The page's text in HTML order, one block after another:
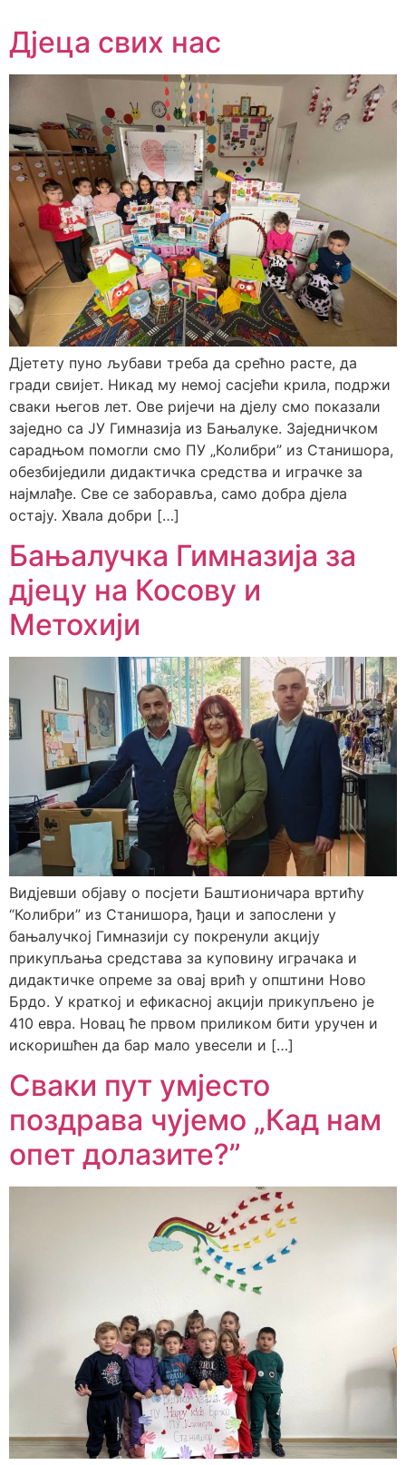
Дјеца свих нас
Дјетету пуно љубави треба да срећно расте, да
гради свијет. Никад му немој сасјећи крила, подржи
сваки његов лет. Ове ријечи на дјелу смо показали
заједно са ЈУ Гимназија из Бањалуке. Заједничком
сарадњом помогли смо ПУ „Колибри” из Станишора,
обезбиједили дидактичка средства и играчке за
најмлађе. Све се заборавља, само добра дјела
остају. Хвала добри […]
Бањалучка Гимназија за
дјецу на Косову и
Метохији
Видјевши објаву о посјети Баштионичара вртићу
“Колибри” из Станишора, ђаци и запослени у
бањалучкој Гимназији су покренули акцију
прикупљања средстава за куповину играчака и
дидактичке опреме за овај врић у општини Ново
Брдо. У краткој и ефикасној акцији прикупљено је
410 евра. Новац ће првом приликом бити уручен и
искоришћен да бар мало увесели и […]
Сваки пут умјесто
поздрава чујемо „Кад нам
опет долазите?”